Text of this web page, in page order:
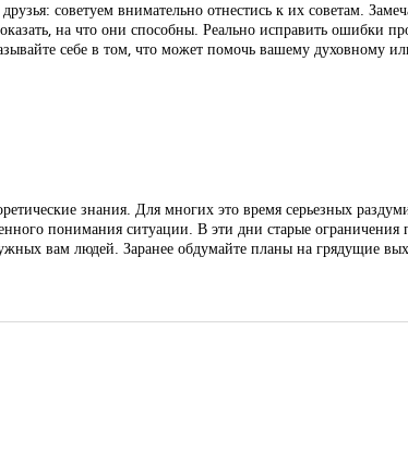
советуем внимательно отнестись к их советам.
на что они способны. Реально исправить ошибки
себе в том, что может помочь вашему духовному
знания. Для многих это время серьезных
понимания ситуации. В эти дни старые ограничения
вам людей. Заранее обдумайте планы на грядущие